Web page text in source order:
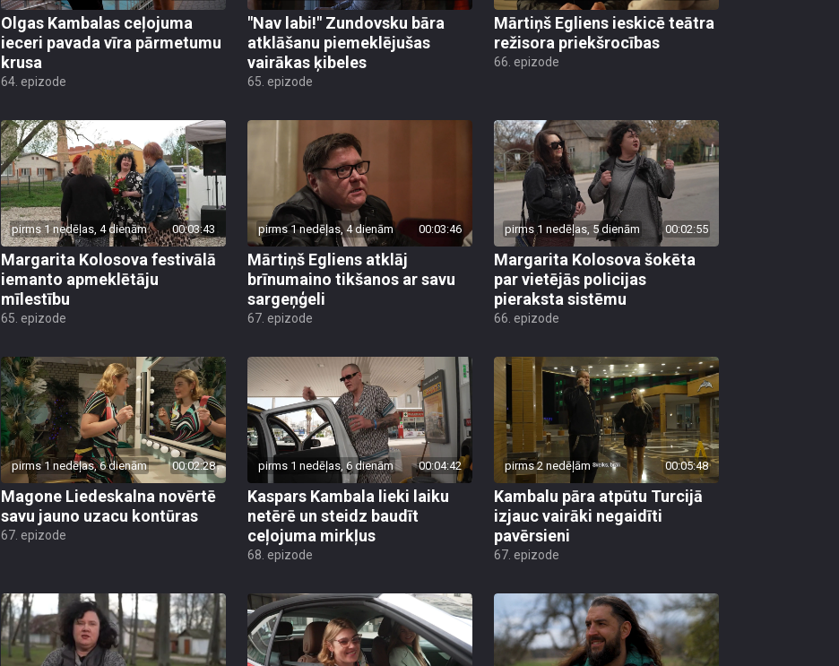
Olgas Kambalas ceļojuma
ieceri pavada vīra pārmetumu
krusa
64. epizode
"Nav labi!" Zundovsku bāra
atklāšanu piemeklējušas
vairākas ķibeles
65. epizode
Mārtiņš Egliens ieskicē teātra
režisora priekšrocības
66. epizode
pirms 1 nedēļas, 4 dienām 00:03:43
Margarita Kolosova festivālā
iemanto apmeklētāju
mīlestību
65. epizode
pirms 1 nedēļas, 4 dienām 00:03:46
Mārtiņš Egliens atklāj
brīnumaino tikšanos ar savu
sargeņģeli
67. epizode
pirms 1 nedēļas, 5 dienām 00:02:55
Margarita Kolosova šokēta
par vietējās policijas
pieraksta sistēmu
66. epizode
pirms 1 nedēļas, 6 dienām 00:02:28
Magone Liedeskalna novērtē
savu jauno uzacu kontūras
67. epizode
pirms 1 nedēļas, 6 dienām 00:04:42
Kaspars Kambala lieki laiku
netērē un steidz baudīt
ceļojuma mirkļus
68. epizode
pirms 2 nedēļām 00:05:48
Kambalu pāra atpūtu Turcijā
izjauc vairāki negaidīti
pavērsieni
67. epizode